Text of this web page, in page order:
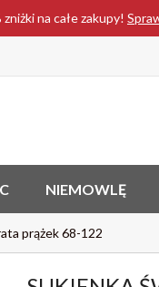
na całe zakupy!
NIEMOWLĘ
prążek 68-122